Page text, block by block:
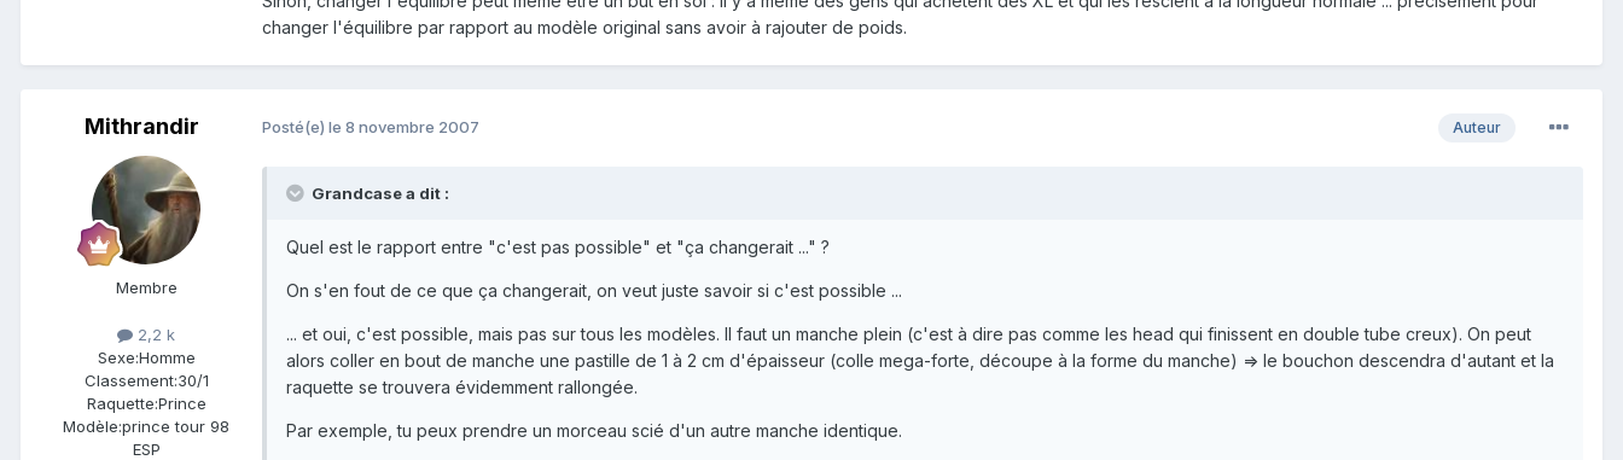
changer l'équilibre par rapport au modèle original sans avoir à rajouter de poids.
Mithrandir
Membre
2,2 k
Sexe:Homme
Classement:30/1
Raquette:Prince
Modèle:prince tour 98
ESP
Auteur
Posté(e) le 8 novembre 2007
Grandcase a dit :
Quel est le rapport entre "c'est pas possible" et "ça changerait ..." ?
On s'en fout de ce que ça changerait, on veut juste savoir si c'est possible ...
... et oui, c'est possible, mais pas sur tous les modèles. Il faut un manche plein (c'est à dire pas comme les head qui finissent en double tube creux). On peut
alors coller en bout de manche une pastille de 1 à 2 cm d'épaisseur (colle mega-forte, découpe à la forme du manche) => le bouchon descendra d'autant et la
raquette se trouvera évidemment rallongée.
Par exemple, tu peux prendre un morceau scié d'un autre manche identique.